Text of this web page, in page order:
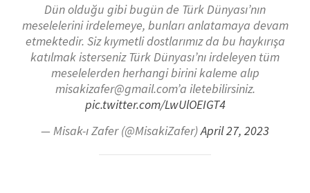
Dün olduğu gibi bugün de Türk Dünyası’nın
meselelerini irdelemeye, bunları anlatamaya devam
etmektedir. Siz kıymetli dostlarımız da bu haykırışa
katılmak isterseniz Türk Dünyası’nı irdeleyen tüm
meselelerden herhangi birini kaleme alıp
misakizafer@gmail.com’a iletebilirsiniz.
pic.twitter.com/LwUlOEIGT4
— Misak-ı Zafer (@MisakiZafer)April 27, 2023